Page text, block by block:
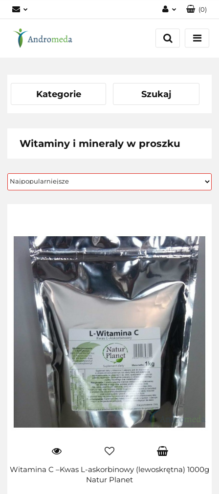
Zaloguj się
Zarejestruj się
(0)
Kategorie Szukaj
Witaminy i mineraly w proszku
Witamina C –Kwas L-askorbinowy (lewoskrętna) 1000g
Natur Planet